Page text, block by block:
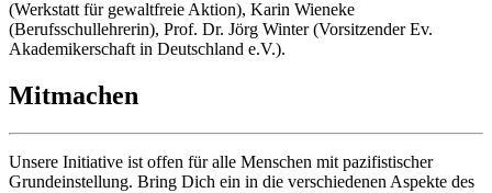
(Werkstatt für gewaltfreie Aktion), Karin Wieneke
(Berufsschullehrerin), Prof. Dr. Jörg Winter (Vorsitzender Ev.
Akademikerschaft in Deutschland e.V.).
Mitmachen
Unsere Initiative ist offen für alle Menschen mit pazifistischer
Grundeinstellung. Bring Dich ein in die verschiedenen Aspekte des